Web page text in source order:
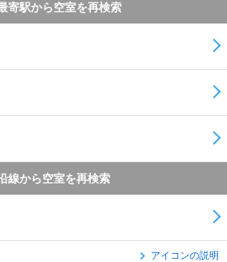
寄駅から空室を再検索
線から空室を再検索
アイコンの説明